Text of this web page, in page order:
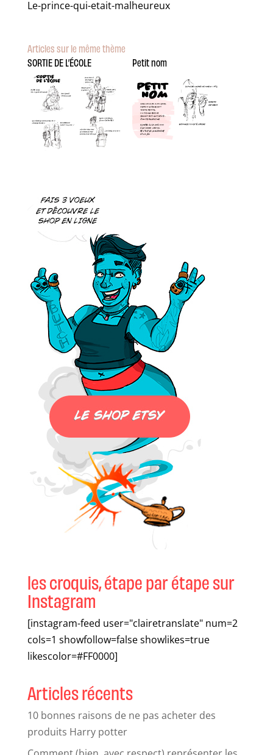
Le-prince-qui-etait-malheureux
Articles sur le même thème
SORTIE DE L’ÉCOLE
Petit nom
les croquis, étape par étape sur
Instagram
[instagram-feed user="clairetranslate" num=2
cols=1 showfollow=false showlikes=true
likescolor=#FF0000]
Articles récents
10 bonnes raisons de ne pas acheter des
produits Harry potter